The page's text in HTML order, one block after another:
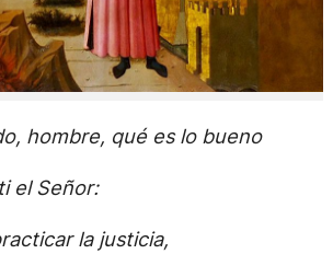
hombre, qué es lo bueno
el Señor:
la justicia,